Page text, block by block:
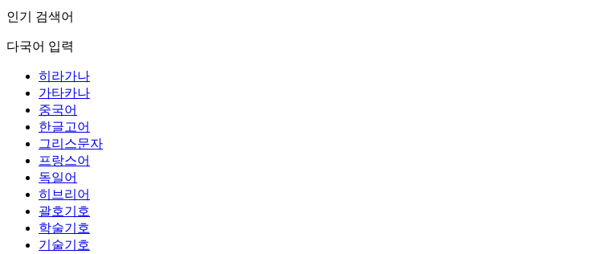
인기 검색어
다국어 입력
히라가나
가타카나
중국어
한글고어
그리스문자
프랑스어
독일어
히브리어
괄호기호
학술기호
기술기호